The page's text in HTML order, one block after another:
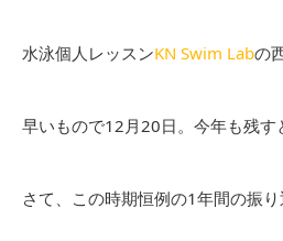
水泳個人レッスンKN Swim Labの
早いもので12月20日。今年も残す
さて、この時期恒例の1年間の振